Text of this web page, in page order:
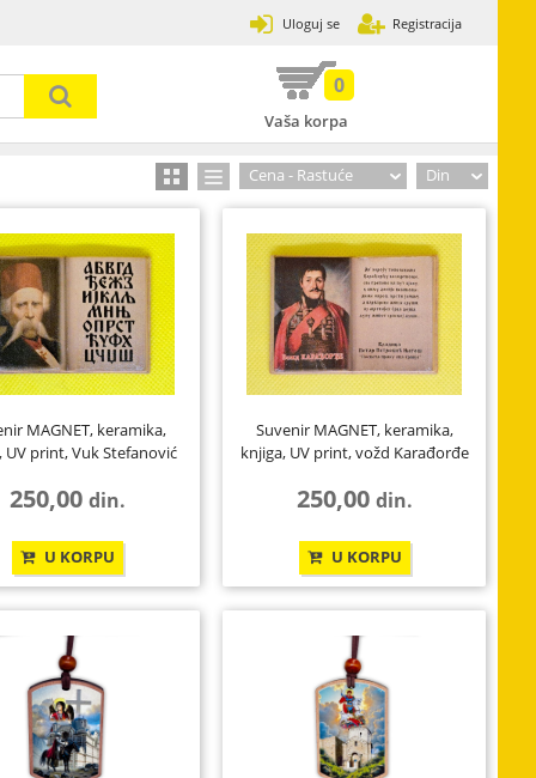
Registracija
Uloguj se
Prijavi se
Zaboravljena lozinka
Vaša korpa
0
31
502
120
2
3
13
89
7
17
89
26
10
45
14
10
7
1
Din
Cena - Rastuće
MAGNET, keramika,
UV print, Vuk Stefanović
250,00 din.
U KORPU
Suvenir MAGNET, keramika,
knjiga, UV print, vožd Karađorđe
250,00 din.
U KORPU